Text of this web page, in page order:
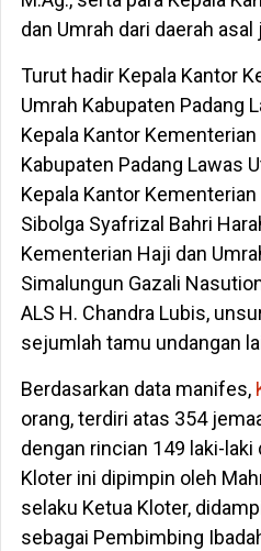
dan Umrah dari daerah asal
Turut hadir Kepala Kantor
Umrah Kabupaten Padang
Kepala Kantor
Kabupaten Padang Lawas
Kepala Kantor
Sibolga Syafrizal Bahri
Kementerian Haji dan
Simalungun Gazali
ALS H. Chandra Lubis,
sejumlah tamu undangan
Berdasarkan data manifes,
orang, terdiri atas 354
dengan rincian 149 laki-
Kloter ini dipimpin oleh
selaku Ketua Kloter,
sebagai Pembimbing